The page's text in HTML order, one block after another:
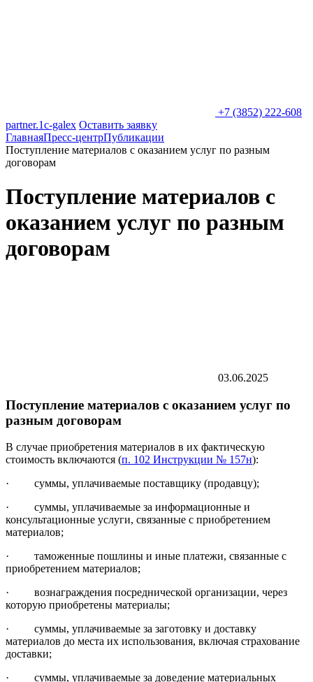
+7 (3852) 222-608
partner.1c-galex Оставить заявку
ГлавнаяПресс-центрПубликации
Поступление материалов с оказанием услуг по разным
договорам
Поступление материалов с
оказанием услуг по разным
договорам
03.06.2025
Поступление материалов с оказанием услуг по
разным договорам
В случае приобретения материалов в их фактическую
стоимость включаются (п. 102 Инструкции № 157н):
· суммы, уплачиваемые поставщику (продавцу);
· суммы, уплачиваемые за информационные и
консультационные услуги, связанные с приобретением
материалов;
· таможенные пошлины и иные платежи, связанные с
приобретением материалов;
· вознаграждения посреднической организации, через
которую приобретены материалы;
· суммы, уплачиваемые за заготовку и доставку
материалов до места их использования, включая страхование
доставки;
· суммы, уплачиваемые за доведение материальных